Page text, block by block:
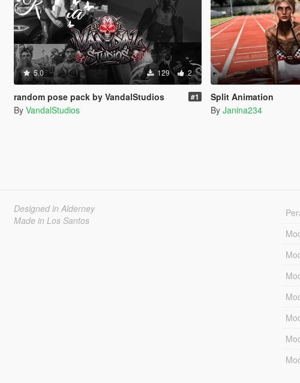
5.0 129 2
random pose pack by VandalStudios #1
By VandalStudios
Split Animation
By Janina234
Designed in Alderney
Made in Los Santos